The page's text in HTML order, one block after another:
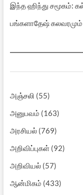
இந்த ஹிந்து சமூகம்:
பங்களாதேஷ் கலவரமும்
அஞ்சலி (55)
அனுபவம் (163)
அரசியல்(769)
அறிவிப்புகள்(92)
அறிவியல்(57)
ஆன்மிகம் (433)